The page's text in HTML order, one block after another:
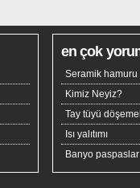
en çok
Seramik hamuru
Kimiz Neyiz?
Tay tüyü
Isı yalıtımı
Banyo